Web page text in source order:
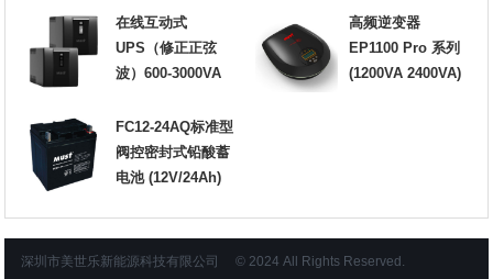
在线互动式
UPS（修正正弦
波）600-3000VA
高频逆变器
EP1100 Pro 系列
(1200VA 2400VA)
FC12-24AQ标准型
阀控密封式铅酸蓄
电池 (12V/24Ah)
深圳市美世乐新能源科技有限公司 © 2024 All Rights Reserved.